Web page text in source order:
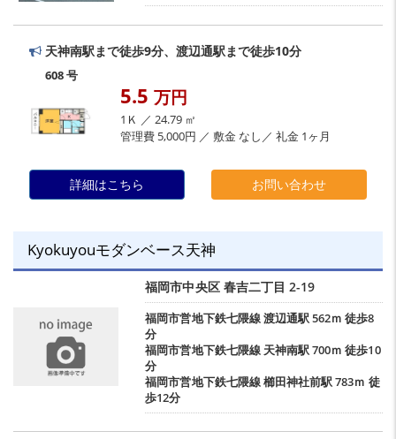
天神南駅まで徒歩9分、渡辺通駅まで徒歩10分
608 号
5.5 万円
1Ｋ ／ 24.79 ㎡
管理費 5,000円 ／ 敷金 なし／ 礼金 1ヶ月
詳細はこちら お問い合わせ
Kyokuyouモダンベース天神
福岡市中央区 春吉二丁目 2-19
福岡市営地下鉄七隈線渡辺通駅562ｍ 徒歩8
分
福岡市営地下鉄七隈線 天神南駅700ｍ 徒歩10
分
福岡市営地下鉄七隈線櫛田神社前駅783ｍ 徒
歩12分